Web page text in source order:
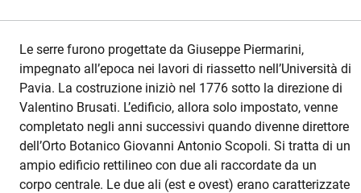
Le serre furono progettate da Giuseppe Piermarini,
impegnato all’epoca nei lavori di riassetto nell’Università di
Pavia. La costruzione iniziò nel 1776 sotto la direzione di
Valentino Brusati. L’edificio, allora solo impostato, venne
completato negli anni successivi quando divenne direttore
dell’Orto Botanico Giovanni Antonio Scopoli. Si tratta di un
ampio edificio rettilineo con due ali raccordate da un
corpo centrale. Le due ali (est e ovest) erano caratterizzate